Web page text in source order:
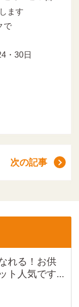
ます
で
・30日
次の記事
れる！お供
ト人気です...